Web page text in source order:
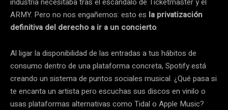
ARMY. Pero no nos engañemos: esto es la privatización
definitiva del derecho a ir a un concierto.
Al ligar la disponibilidad de las entradas a tus hábitos de
consumo dentro de una plataforma concreta, Spotify está
creando un sistema de puntos sociales musical. ¿Qué pasa si
te encanta un artista pero escuchas sus discos en vinilo o
usas plataformas alternativas como Tidal o Apple Music?